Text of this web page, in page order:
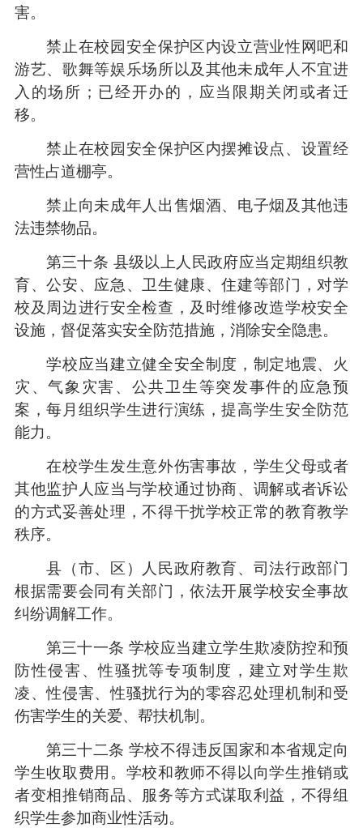
害。
禁止在校园安全保护区内设立营业性网吧和
游艺、歌舞等娱乐场所以及其他未成年人不宜进
入的场所；已经开办的，应当限期关闭或者迁
移。
禁止在校园安全保护区内摆摊设点、设置经
营性占道棚亭。
禁止向未成年人出售烟酒、电子烟及其他违
法违禁物品。
第三十条 县级以上人民政府应当定期组织教
育、公安、应急、卫生健康、住建等部门，对学
校及周边进行安全检查，及时维修改造学校安全
设施，督促落实安全防范措施，消除安全隐患。
学校应当建立健全安全制度，制定地震、火
灾、气象灾害、公共卫生等突发事件的应急预
案，每月组织学生进行演练，提高学生安全防范
能力。
在校学生发生意外伤害事故，学生父母或者
其他监护人应当与学校通过协商、调解或者诉讼
的方式妥善处理，不得干扰学校正常的教育教学
秩序。
县（市、区）人民政府教育、司法行政部门
根据需要会同有关部门，依法开展学校安全事故
纠纷调解工作。
第三十一条 学校应当建立学生欺凌防控和预
防性侵害、性骚扰等专项制度，建立对学生欺
凌、性侵害、性骚扰行为的零容忍处理机制和受
伤害学生的关爱、帮扶机制。
第三十二条 学校不得违反国家和本省规定向
学生收取费用。学校和教师不得以向学生推销或
者变相推销商品、服务等方式谋取利益，不得组
织学生参加商业性活动。